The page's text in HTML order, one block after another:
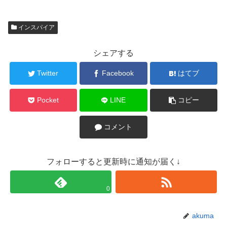
インスパイア
シェアする
Twitter Facebook はてブ
Pocket LINE コピー
コメント
フォローすると更新時に通知が届く↓
0
akuma